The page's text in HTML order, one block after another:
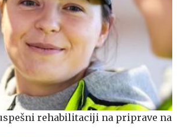
rehabilitaciji na priprave na